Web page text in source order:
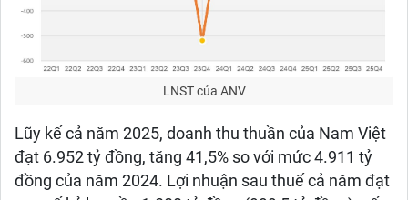
LNST của ANV
Lũy kế cả năm 2025, doanh thu thuần của Nam Việt
đạt 6.952 tỷ đồng, tăng 41,5% so với mức 4.911 tỷ
đồng của năm 2024. Lợi nhuận sau thuế cả năm đạt